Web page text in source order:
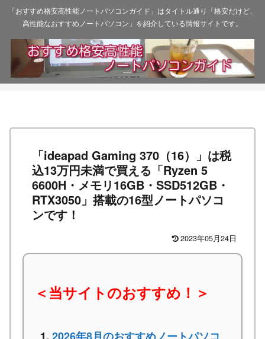
「おすすめ格安高性能ノートパソコンガイド」はタイトル通り「格安だけど、
高性能なおすすめノートパソコン」を紹介している情報サイトです。
「ideapad Gaming 370（16）」は税
込13万円未満で買える「Ryzen 5
6600H・メモリ16GB・SSD512GB・
RTX3050」搭載の16型ノートパソコ
ンです！
2023年05月24日
＜当サイトのおすすめ！＞